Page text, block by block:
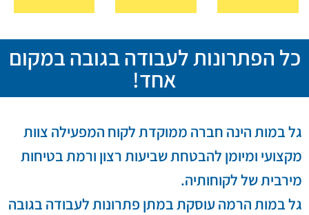
כל הפתרונות לעבודה בגובה במקום
אחד!
גל במות הינה חברה ממוקדת לקוח המפעילה צוות
מקצועי ומיומן להבטחת שביעות רצון ורמת בטיחות
מירבית של לקוחותיה.
גל במות הרמה עוסקת במתן פתרונות לעבודה בגובה